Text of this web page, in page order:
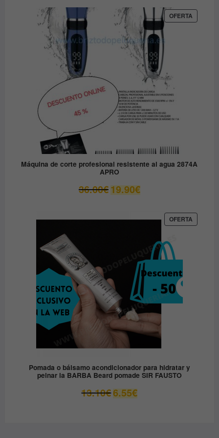
era:
79.90€.
es:
49.00€.
OFERTA
EN
Máquina de corte profesional resistente al agua 2874A
APRO
36.00€ El
precio
era:
19.90€El
precio
es:
OFERTA
EN
Pomada o bálsamo acondicionador para hidratar y
peinar la BARBA Beard pomade SIR FAUSTO
13.10€El
precio
6.55€El
precio